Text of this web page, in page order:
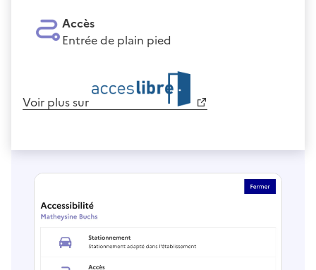
Accès
Entrée de plain pied
Voir plus sur